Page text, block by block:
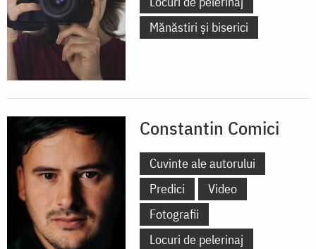
Mănăstiri și biserici
Constantin Comici
Cuvinte ale autorului
Predici
Video
Fotografii
Locuri de pelerinaj